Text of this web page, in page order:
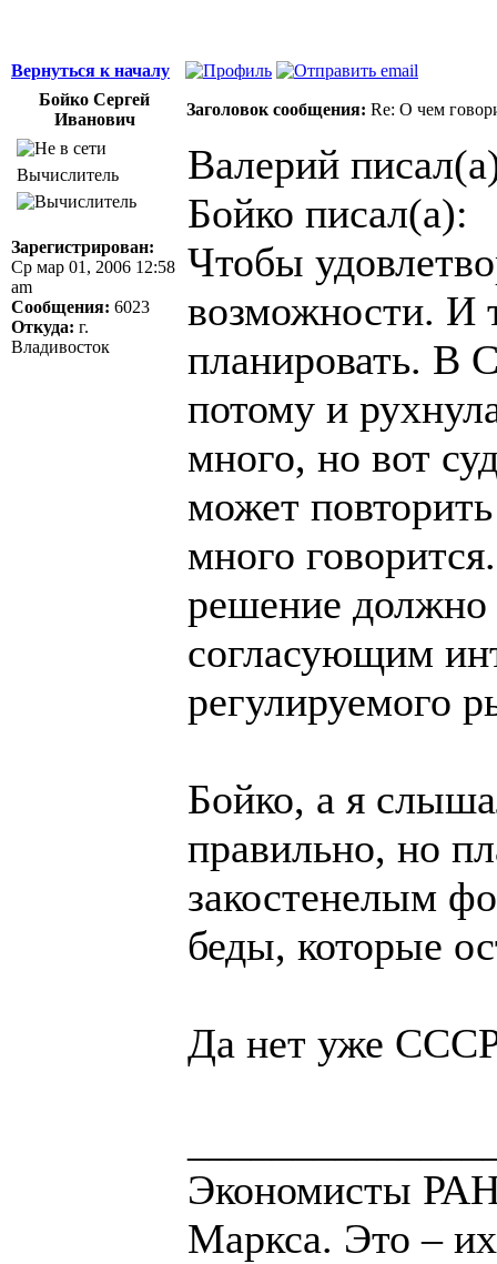
Вернуться к началу
Бойко Сергей
Иванович
Заголовок сообщения: Re: О чем
Вычислитель
Зарегистрирован:
Ср мар 01, 2006 12:58
am
Сообщения: 6023
Откуда: г.
Владивосток
Валерий
Бойко писал(а):
Чтобы
возможности. И
планировать. В
потому и
много, но вот
может
много
решение
согласующим
регулируемого
Бойко, а я
правильно, но
закостенелым
беды, которые
Да нет уже
Экономисты
Маркса. Это –